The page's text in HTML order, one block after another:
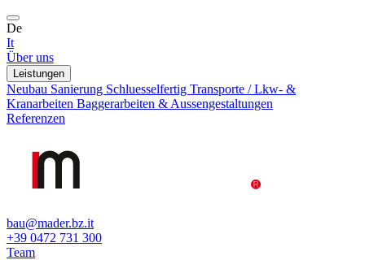
De
It
Über uns
Leistungen
Neubau Sanierung Schluesselfertig Transporte / Lkw- &
Kranarbeiten Baggerarbeiten & Aussengestaltungen
Referenzen
bau@mader.bz.it
+39 0472 731 300
Team